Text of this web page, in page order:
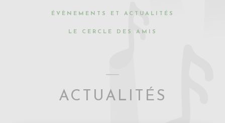
ÉVÈNEMENTS ET ACTUALITÉS
LE CERCLE DES AMIS
ACTUALITÉS